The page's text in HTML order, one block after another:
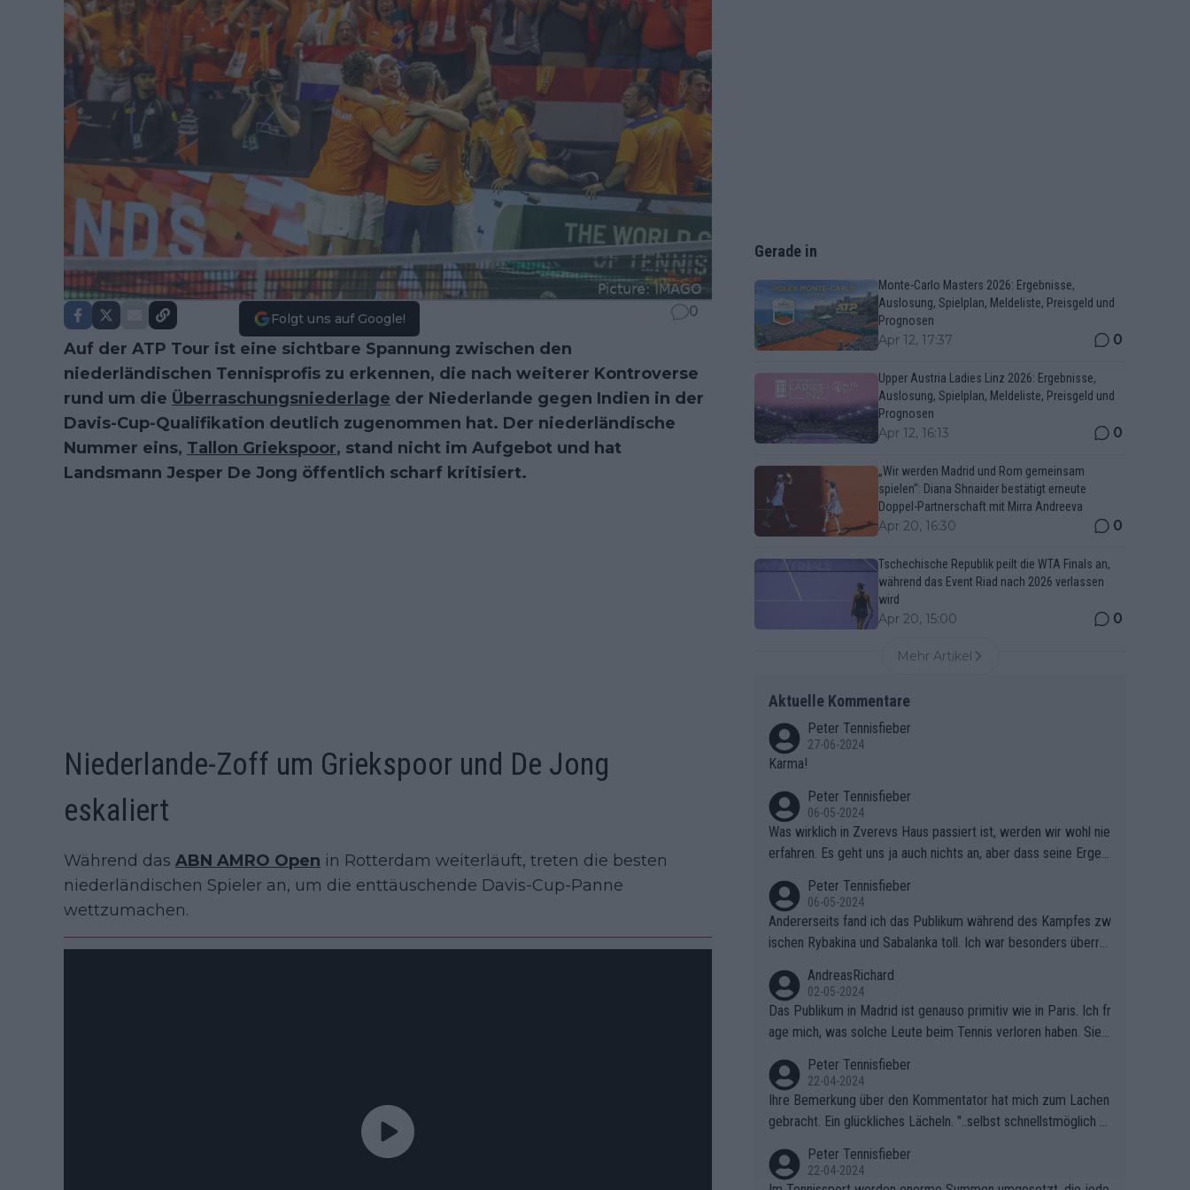
Folgt uns auf Google! 0
Auf der ATP Tour ist eine sichtbare Spannung zwischen den
niederländischen Tennisprofis zu erkennen, die nach weiterer Kontroverse
rund um die Überraschungsniederlage der Niederlande gegen Indien in der
Davis-Cup-Qualifikation deutlich zugenommen hat. Der niederländische
Nummer eins, Tallon Griekspoor, stand nicht im Aufgebot und hat
Landsmann Jesper De Jong öffentlich scharf kritisiert.
Niederlande-Zoff um Griekspoor und De Jong
eskaliert
Während das ABN AMRO Open in Rotterdam weiterläuft, treten die besten
niederländischen Spieler an, um die enttäuschende Davis-Cup-Panne
wettzumachen.
Gerade in
Monte-Carlo Masters 2026: Ergebnisse,
Auslosung, Spielplan, Meldeliste, Preisgeld und
Prognosen
Apr 12, 17:37 0
Upper Austria Ladies Linz 2026: Ergebnisse,
Auslosung, Spielplan, Meldeliste, Preisgeld und
Prognosen
Apr 12, 16:13 0
„Wir werden Madrid und Rom gemeinsam
spielen“: Diana Shnaider bestätigt erneute
Doppel-Partnerschaft mit Mirra Andreeva
Apr 20, 16:30 0
Tschechische Republik peilt die WTA Finals an,
während das Event Riad nach 2026 verlassen
wird
Apr 20, 15:00 0
Mehr Artikel
Aktuelle Kommentare
Peter Tennisfieber
27-06-2024
Karma!
Peter Tennisfieber
06-05-2024
Was wirklich in Zverevs Haus passiert ist, werden wir wohl nie
erfahren. Es geht uns ja auch nichts an, aber dass seine Ergeb
Peter Tennisfieber
06-05-2024
Andererseits fand ich das Publikum während des Kampfes zw
ischen Rybakina und Sabalanka toll. Ich war besonders überras
AndreasRichard
02-05-2024
Das Publikum in Madrid ist genauso primitiv wie in Paris. Ich fr
age mich, was solche Leute beim Tennis verloren haben. Sie s
ben.
Peter Tennisfieber
22-04-2024
Ihre Bemerkung über den Kommentator hat mich zum Lachen
gebracht. Ein glückliches Lächeln. "..selbst schnellstmöglich na
Peter Tennisfieber
22-04-2024